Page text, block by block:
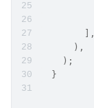
        ],
      ),
    );
  }